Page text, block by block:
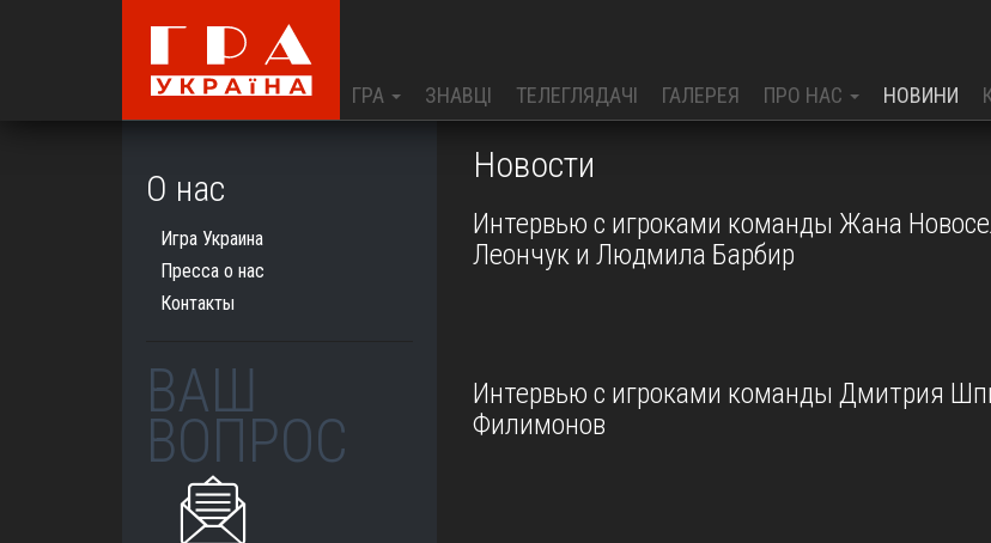
ГРА ЗНАВЦІ ТЕЛЕГЛЯДАЧІ ГАЛЕРЕЯ ПРО НАС НОВИНИ
Новости
Интервью с игроками команды Жана
Леончук и Людмила Барбир
Интервью с игроками команды Дмитрия
Филимонов
О нас
Игра Украина
Пресса о нас
Контакты
ВАШ
ВОПРОС